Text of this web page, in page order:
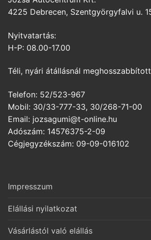
4225 Debrecen, Szentgyörgyfalvi u.
Nyitvatartás:
H-P: 08.00-17.00
Téli, nyári átállásnál
Telefon: 52/523-967
Mobil: 30/33-777-33, 30/268-71-00
Email: jozsagumi@t-online.hu
Adószám: 14576375-2-09
Cégjegyzékszám: 09-09-016102
Impresszum
Elállási nyilatkozat
Vásárlástól való elállás